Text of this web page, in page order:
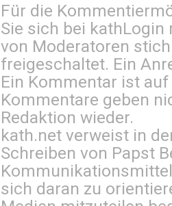
Für die
Sie sich bei kathLogin
von Moderatoren
freigeschaltet. Ein
Ein Kommentar ist
Kommentare geben
Redaktion wieder.
kath.net verweist in
Schreiben von Papst
sich daran zu